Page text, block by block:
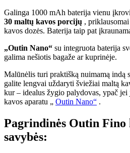
Galinga 1000 mAh baterija vienu
30 maltų kavos porcijų ,
kavos dozės. Baterija taip pat
„Outin Nano“ su integruota baterija
galima nešiotis bagaže ar kuprinėje.
Malūnėlis turi praktišką nuimamą indą
galite lengvai uždaryti šviežiai maltą
kur – idealus žygio palydovas, ypač
kavos aparatu „ Outin Nano“ .
Pagrindinės Outin Fino
savybės: